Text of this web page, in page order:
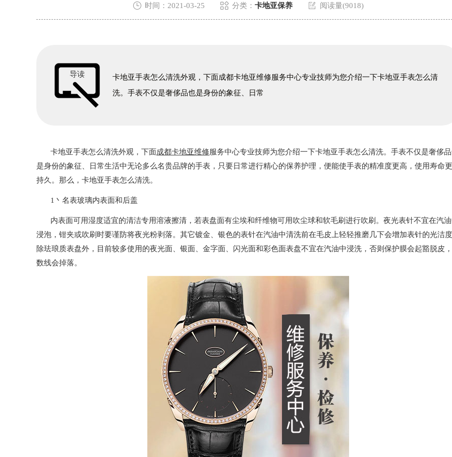
 时间：2021-03-25  分类： 卡地亚保养  阅读量(9018)
导读
卡地亚手表怎么清洗外观，下面成都卡地亚维修服务中心专业技师为您介绍一下卡地亚手表怎么清
洗。手表不仅是奢侈品也是身份的象征、日常
卡地亚手表怎么清洗外观，下面成都卡地亚维修 服务中心专业技师为您介绍一下卡地亚手表怎么清洗。手表不仅是奢侈
是身份的象征、日常生活中无论多么名贵品牌的手表，只要日常进行精心的保养护理，便能使手表的精准度更高，使用寿命
持久。那么，卡地亚手表怎么清洗。
1丶名表玻璃内表面和后盖
内表面可用湿度适宜的清洁专用溶液擦清，若表盘面有尘埃和纤维物可用吹尘球和软毛刷进行吹刷。夜光表针不宜在汽
浸泡，钳夹或吹刷时要谨防将夜光粉剥落。其它镀金、银色的表针在汽油中清洗前在毛皮上轻轻推磨几下会增加表针的光洁
除珐琅质表盘外，目前较多使用的夜光面、银面、金字面、闪光面和彩色面表盘不宜在汽油中浸洗，否则保护膜会起豁脱皮
数线会掉落。